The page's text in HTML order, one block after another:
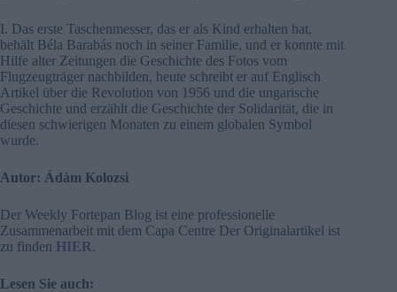
I. Das erste Taschenmesser, das er als Kind erhalten hat,
behält Béla Barabás noch in seiner Familie, und er konnte mit
Hilfe alter Zeitungen die Geschichte des Fotos vom
Flugzeugträger nachbilden, heute schreibt er auf Englisch
Artikel über die Revolution von 1956 und die ungarische
Geschichte und erzählt die Geschichte der Solidarität, die in
diesen schwierigen Monaten zu einem globalen Symbol
wurde.
Autor: Ádám Kolozsi
Der Weekly Fortepan Blog ist eine professionelle
Zusammenarbeit mit dem Capa Centre Der Originalartikel ist
zu finden HIER.
Lesen Sie auch: